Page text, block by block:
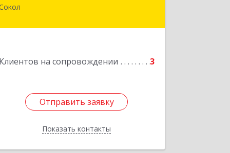
Клиентов на сопровождении 3
Отправить заявку
Показать контакты
162130, Вологодская обл, Сокольский
Подробнее
Отправить заявку
Назад